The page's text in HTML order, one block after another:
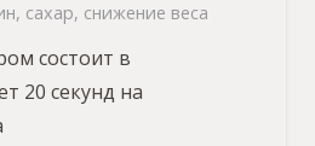
, сахар, снижение веса
состоит в
20 секунд на